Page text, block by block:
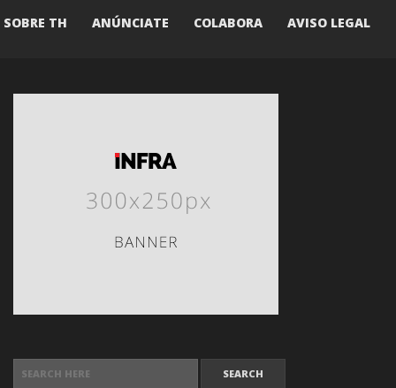
SOBRE TH ANÚNCIATE COLABORA AVISO LEGAL